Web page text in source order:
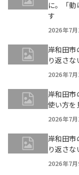
に。「
す
2026年7
岸和田市
り返さ
2026年7
岸和田市
使い方を
2026年7
岸和田市
り返さ
2026年7月